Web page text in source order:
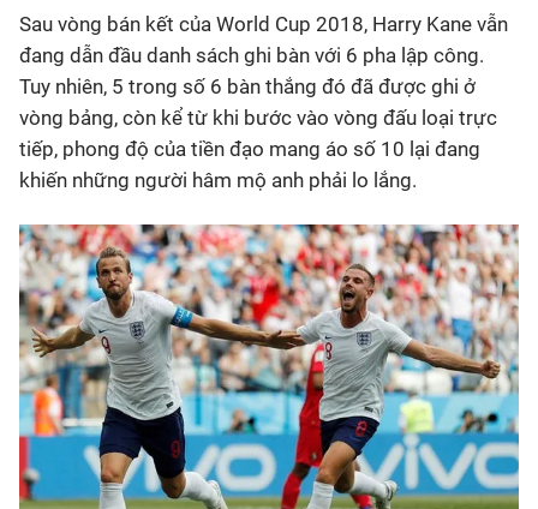
Bên lề
Sau vòng bán kết của World Cup 2018, Harry Kane vẫn
đang dẫn đầu danh sách ghi bàn với 6 pha lập công.
Tuy nhiên, 5 trong số 6 bàn thắng đó đã được ghi ở
vòng bảng, còn kể từ khi bước vào vòng đấu loại trực
tiếp, phong độ của tiền đạo mang áo số 10 lại đang
khiến những người hâm mộ anh phải lo lắng.